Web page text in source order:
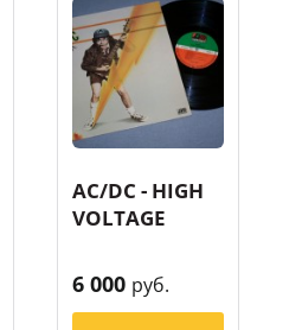
AC/DC - HIGH
VOLTAGE
6 000 руб.